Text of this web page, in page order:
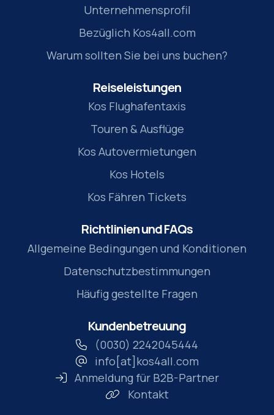
Unternehmensprofil
Bezüglich Kos4all.com
Warum sollten Sie bei uns buchen?
Reiseleistungen
Kos Flughafentaxis
Touren & Ausflüge
Kos Autovermietungen
Kos Hotels
Kos Fähren Tickets
Richtlinien und FAQs
Allgemeine Bedingungen und Konditionen
Datenschutzbestimmungen
Häufig gestellte Fragen
Kundenbetreuung
(0030) 2242045444
info[at]kos4all.com
Anmeldung für B2B-Partner
Kontakt